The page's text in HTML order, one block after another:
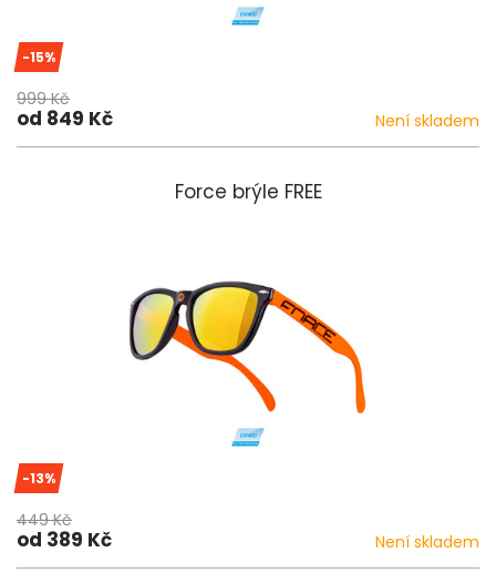
-15%
999 Kč
od 849 Kč Není skladem
Force brýle FREE
-13%
449 Kč
od 389 Kč Není skladem